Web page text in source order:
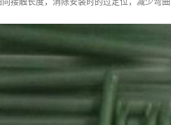
接触长度，消除安装时的过定位，减少弯曲